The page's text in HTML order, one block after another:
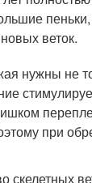
веток.
нужны не
при
скелетных